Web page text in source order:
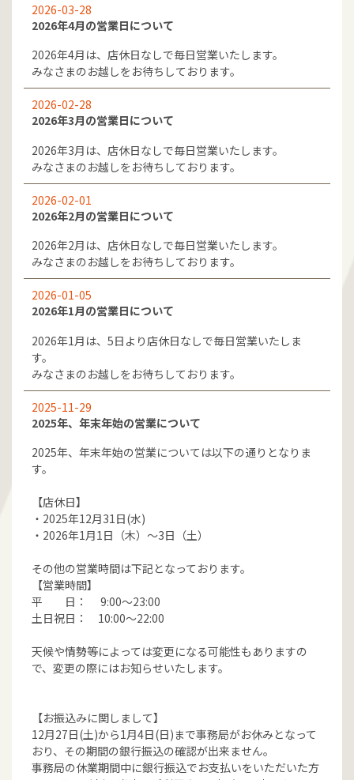
2026-03-28
2026年4月の営業日について
2026年4月は、店休日なしで毎日営業いたします。
みなさまのお越しをお待ちしております。
2026-02-28
2026年3月の営業日について
2026年3月は、店休日なしで毎日営業いたします。
みなさまのお越しをお待ちしております。
2026-02-01
2026年2月の営業日について
2026年2月は、店休日なしで毎日営業いたします。
みなさまのお越しをお待ちしております。
2026-01-05
2026年1月の営業日について
2026年1月は、5日より店休日なしで毎日営業いたしま
す。
みなさまのお越しをお待ちしております。
2025-11-29
2025年、年末年始の営業について
2025年、年末年始の営業については以下の通りとなりま
す。
【店休日】
・2025年12月31日(水)
・2026年1月1日（木）～3日（土）
その他の営業時間は下記となっております。
【営業時間】
平 日： 9:00～23:00
土日祝日： 10:00～22:00
天候や情勢等によっては変更になる可能性もありますの
で、変更の際にはお知らせいたします。
【お振込みに関しまして】
12月27日(土)から1月4日(日)まで事務局がお休みとなって
おり、その期間の銀行振込の確認が出来ません。
事務局の休業期間中に銀行振込でお支払いをいただいた方